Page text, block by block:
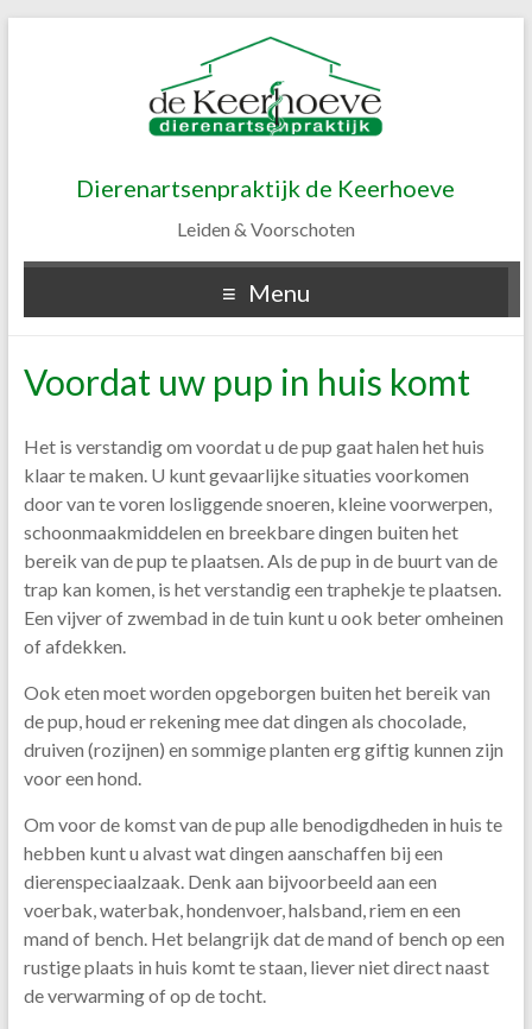
Dierenartsenpraktijk de Keerhoeve
Leiden & Voorschoten
Menu
Voordat uw pup in huis komt
Het is verstandig om voordat u de pup gaat halen het huis
klaar te maken. U kunt gevaarlijke situaties voorkomen
door van te voren losliggende snoeren, kleine voorwerpen,
schoonmaakmiddelen en breekbare dingen buiten het
bereik van de pup te plaatsen. Als de pup in de buurt van de
trap kan komen, is het verstandig een traphekje te plaatsen.
Een vijver of zwembad in de tuin kunt u ook beter omheinen
of afdekken.
Ook eten moet worden opgeborgen buiten het bereik van
de pup, houd er rekening mee dat dingen als chocolade,
druiven (rozijnen) en sommige planten erg giftig kunnen zijn
voor een hond.
Om voor de komst van de pup alle benodigdheden in huis te
hebben kunt u alvast wat dingen aanschaffen bij een
dierenspeciaalzaak. Denk aan bijvoorbeeld aan een
voerbak, waterbak, hondenvoer, halsband, riem en een
mand of bench. Het belangrijk dat de mand of bench op een
rustige plaats in huis komt te staan, liever niet direct naast
de verwarming of op de tocht.